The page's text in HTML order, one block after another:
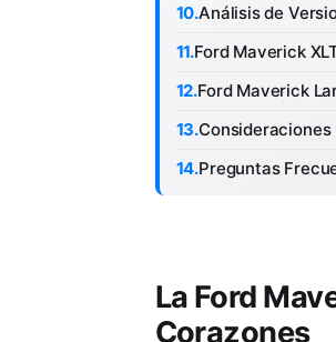
Análisis de
Ford Maverick
Ford Maverick
Preguntas
La Ford
Corazones